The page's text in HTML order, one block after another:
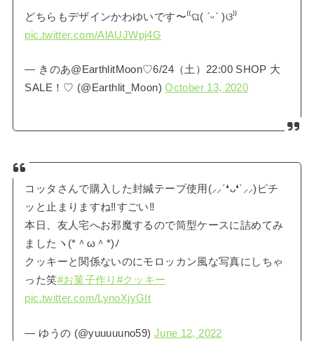
どちらもデザインかわゆいです〜⁽⁽ଘ( ˊᵕˋ )ଓ⁾⁾
pic.twitter.com/AlAUJWpj4G
— きのあ@EarthlitMoon♡6/24（土）22:00 SHOP 大
SALE！♡ (@Earthlit_Moon)October 13, 2020
コッタさんで購入した封緘テープ使用(⸝⸝´❛ᴗ❛`⸝⸝)ピチ
ッと止まりますね‼︎すごい‼︎
本日、友人宅へお邪魔するので筒型ケースに詰めてみ
ましたヽ(*＾ω＾*)ﾉ
クッキーと関係ないのにモロッカン風な写真にしちゃ
った笑#お菓子作り #クッキー
pic.twitter.com/LynoXjyGIt
— ゆうの (@yuuuuuno59) June 12, 2022